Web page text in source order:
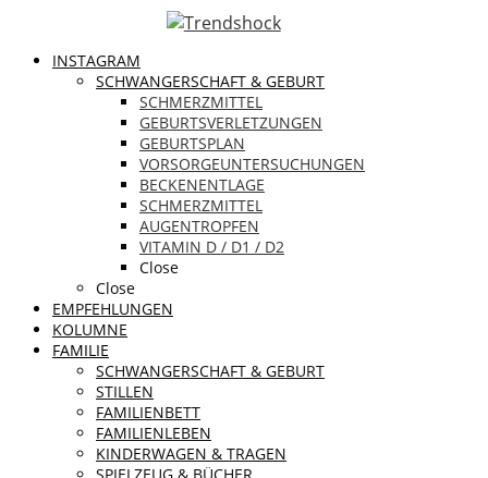
INSTAGRAM
SCHWANGERSCHAFT & GEBURT
SCHMERZMITTEL
GEBURTSVERLETZUNGEN
GEBURTSPLAN
VORSORGEUNTERSUCHUNGEN
BECKENENTLAGE
SCHMERZMITTEL
AUGENTROPFEN
VITAMIN D / D1 / D2
Close
Close
EMPFEHLUNGEN
KOLUMNE
FAMILIE
SCHWANGERSCHAFT & GEBURT
STILLEN
FAMILIENBETT
FAMILIENLEBEN
KINDERWAGEN & TRAGEN